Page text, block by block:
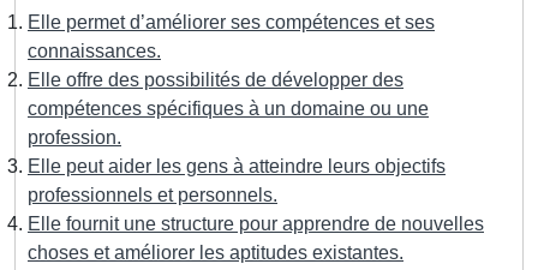
Elle permet d’améliorer ses compétences et ses
connaissances.
Elle offre des possibilités de développer des
compétences spécifiques à un domaine ou une
profession.
Elle peut aider les gens à atteindre leurs objectifs
professionnels et personnels.
Elle fournit une structure pour apprendre de nouvelles
choses et améliorer les aptitudes existantes.